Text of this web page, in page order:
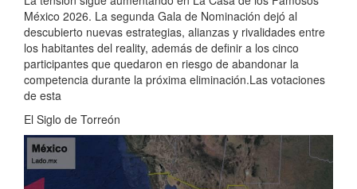
México 2026. La segunda Gala de Nominación dejó al
descubierto nuevas estrategias, alianzas y rivalidades entre
los habitantes del reality, además de definir a los cinco
participantes que quedaron en riesgo de abandonar la
competencia durante la próxima eliminación.Las votaciones
de esta
El Siglo de Torreón